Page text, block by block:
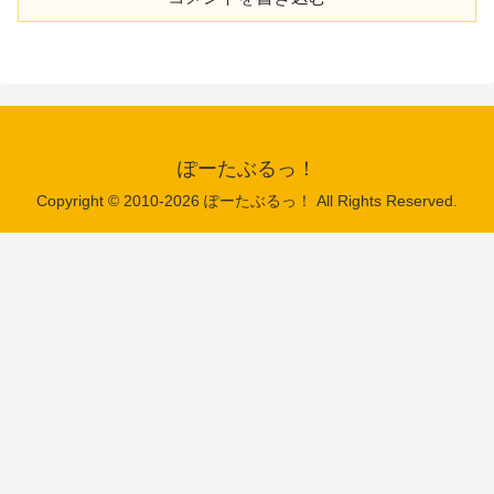
ぽーたぶるっ！
Copyright © 2010-2026 ぽーたぶるっ！ All Rights Reserved.